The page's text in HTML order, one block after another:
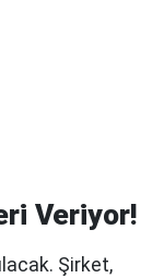
Veriyor!
Şirket,